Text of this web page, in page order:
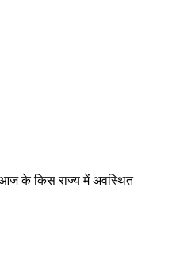
आज के किस राज्य में अवस्थित